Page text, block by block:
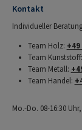
Kontakt
Individueller
Team Holz: +49
Team Kunststoff:
Team Metall:
Team Handel:
Mo.-Do. 08-16:30